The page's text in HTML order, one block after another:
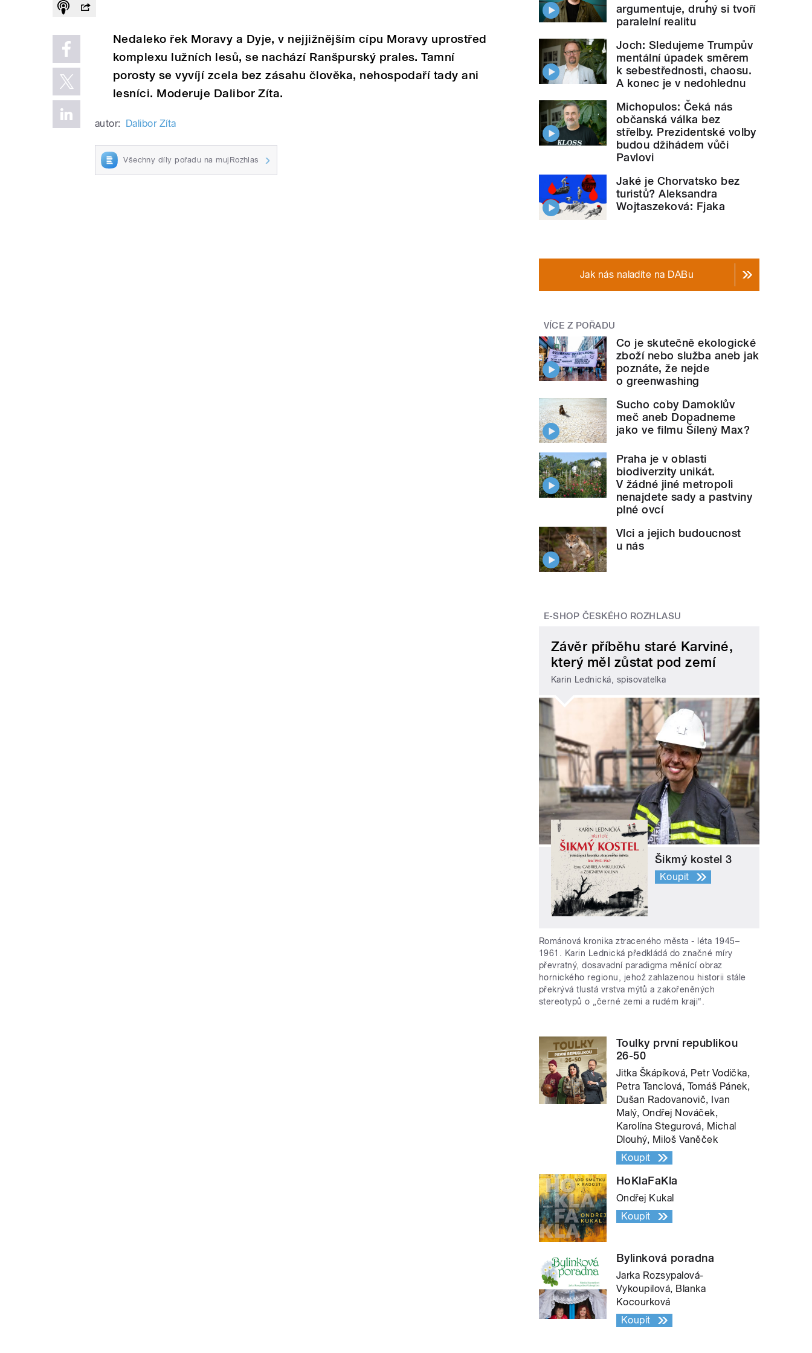
Nedaleko řek Moravy a Dyje, v nejjižnějším cípu Moravy uprostřed
komplexu lužních lesů, se nachází Ranšpurský prales. Tamní
porosty se vyvíjí zcela bez zásahu člověka, nehospodaří tady ani
lesníci. Moderuje Dalibor Zíta.
autor: Dalibor Zíta
Všechny díly pořadu na mujRozhlas
argumentuje, druhý si tvoří
paralelní realitu
Joch: Sledujeme Trumpův
mentální úpadek směrem
k sebestřednosti, chaosu.
A konec je v nedohlednu
Michopulos: Čeká nás
občanská válka bez
střelby. Prezidentské volby
budou džihádem vůči
Pavlovi
Jaké je Chorvatsko bez
turistů? Aleksandra
Wojtaszeková: Fjaka
Jak nás naladíte na DABu
VÍCE Z POŘADU
Co je skutečně ekologické
zboží nebo služba aneb jak
poznáte, že nejde
o greenwashing
Sucho coby Damoklův
meč aneb Dopadneme
jako ve filmu Šílený Max?
Praha je v oblasti
biodiverzity unikát.
V žádné jiné metropoli
nenajdete sady a pastviny
plné ovcí
Vlci a jejich budoucnost
u nás
E-SHOP ČESKÉHO ROZHLASU
Závěr příběhu staré Karviné,
který měl zůstat pod zemí
Karin Lednická, spisovatelka
Šikmý kostel 3
Koupit
Románová kronika ztraceného města - léta 1945–
1961. Karin Lednická předkládá do značné míry
převratný, dosavadní paradigma měnící obraz
hornického regionu, jehož zahlazenou historii stále
překrývá tlustá vrstva mýtů a zakořeněných
stereotypů o „černé zemi a rudém kraji“.
Toulky první republikou
26-50
Jitka Škápíková, Petr Vodička,
Petra Tanclová, Tomáš Pánek,
Dušan Radovanovič, Ivan
Malý, Ondřej Nováček,
Karolína Stegurová, Michal
Dlouhý, Miloš Vaněček
Koupit
HoKlaFaKla
Ondřej Kukal
Koupit
Bylinková poradna
Jarka Rozsypalová-
Vykoupilová, Blanka
Kocourková
Koupit